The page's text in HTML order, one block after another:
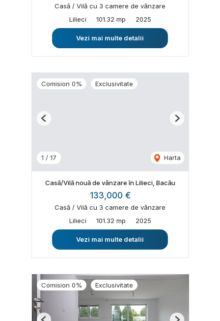
Casă / Vilă cu 3 camere de vânzare
Lilieci
101.32 mp 2025
Vezi mai multe detalii
Comision 0% Exclusivitate
1 / 17 Harta
Previous Next
Casă/Vilă nouă de vânzare în Lilieci, Bacău
133,000 €
Casă / Vilă cu 3 camere de vânzare
Lilieci
101.32 mp 2025
Vezi mai multe detalii
Comision 0% Exclusivitate